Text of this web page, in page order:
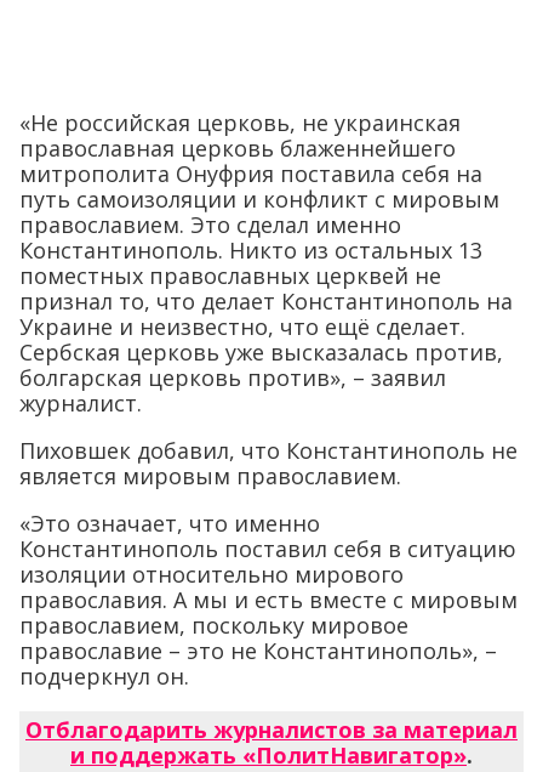
«Не российская церковь, не украинская
православная церковь блаженнейшего
митрополита Онуфрия поставила себя на
путь самоизоляции и конфликт с мировым
православием. Это сделал именно
Константинополь. Никто из остальных 13
поместных православных церквей не
признал то, что делает Константинополь на
Украине и неизвестно, что ещё сделает.
Сербская церковь уже высказалась против,
болгарская церковь против», – заявил
журналист.
Пиховшек добавил, что Константинополь не
является мировым православием.
«Это означает, что именно
Константинополь поставил себя в ситуацию
изоляции относительно мирового
православия. А мы и есть вместе с мировым
православием, поскольку мировое
православие – это не Константинополь», –
подчеркнул он.
Отблагодарить журналистов за материал
и поддержать «ПолитНавигатор».